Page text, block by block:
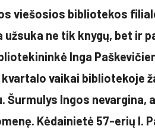
viešosios bibliotekos
ne tik knygų, bet ir
Inga
vaikai bibliotekoje
Šurmulys Ingos nevargina,
Kėdainietė 57-erių I.